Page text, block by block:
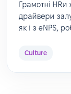
Грамотні HRи
драйвери
як і з eNPS,
Culture